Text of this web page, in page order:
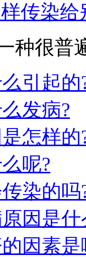
传染给
种很普
引起的
发病?
怎样的
呢?
染的吗
因是什
因素是